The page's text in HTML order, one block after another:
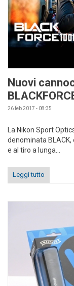
Nuovi
26 feb 2017 - 08:35
La Nikon Sport
denominata
e al tiro a lunga...
Leggi tutto